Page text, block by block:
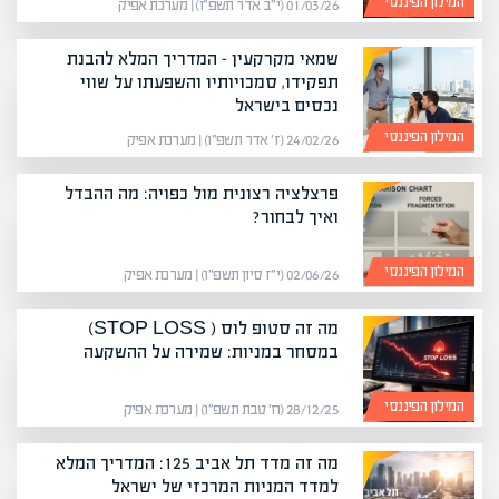
01/03/26 (י״ב אדר תשפ״ו) | מערכת אפיק
המילון הפיננסי
שמאי מקרקעין – המדריך המלא להבנת
תפקידו, סמכויותיו והשפעתו על שווי
נכסים בישראל
24/02/26 (ז׳ אדר תשפ״ו) | מערכת אפיק
המילון הפיננסי
פרצלציה רצונית מול כפויה: מה ההבדל
ואיך לבחור?
02/06/26 (י״ז סיון תשפ״ו) | מערכת אפיק
המילון הפיננסי
מה זה סטופ לוס ( STOP LOSS)
במסחר במניות: שמירה על ההשקעה
28/12/25 (ח׳ טבת תשפ״ו) | מערכת אפיק
מה זה מדד תל אביב 125: המדריך המלא
למדד המניות המרכזי של ישראל